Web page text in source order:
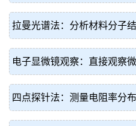
拉曼光谱法：分析材料分子
电子显微镜观察：直接观察
四点探针法：测量电阻率分